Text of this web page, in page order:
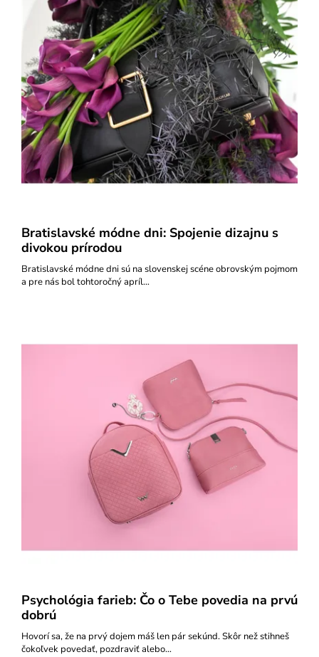
Bratislavské módne dni: Spojenie dizajnu s
divokou prírodou
Bratislavské módne dni sú na slovenskej scéne obrovským pojmom
a pre nás bol tohtoročný apríl…
Psychológia farieb: Čo o Tebe povedia na prvú
dobrú
Hovorí sa, že na prvý dojem máš len pár sekúnd. Skôr než stihneš
čokoľvek povedať, pozdraviť alebo…